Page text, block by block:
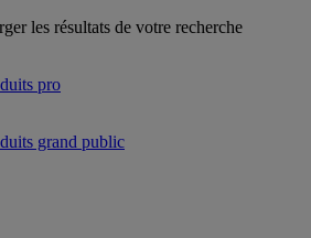
les résultats de votre recherche
pro
grand public